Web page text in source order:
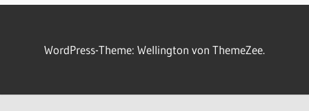
WordPress-Theme: Wellington von ThemeZee.